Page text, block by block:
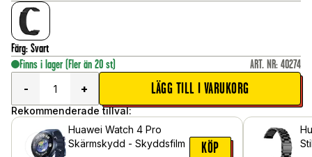
Färg: Svart
Finns i lager (Fler än 20 st) ART. NR: 40274
-
+ LÄGG TILL I VARUKORG
Rekommenderade tillval:
Huawei Watch 4 Pro
Skärmskydd - Skyddsfilm
KÖP